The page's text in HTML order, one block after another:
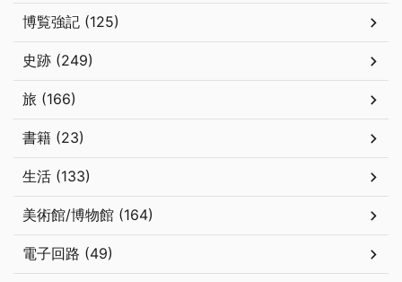
博覧強記 (125)
史跡 (249)
旅 (166)
書籍 (23)
生活 (133)
美術館/博物館 (164)
電子回路 (49)